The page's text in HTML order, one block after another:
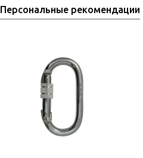
Персональные рекомендации